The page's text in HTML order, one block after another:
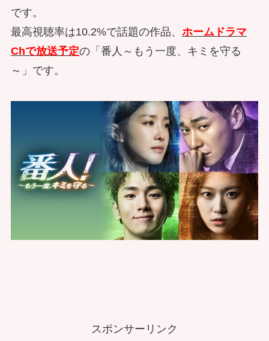
です。
最高視聴率は10.2%で話題の作品、 ホームドラマ
Chで放送予定の「番人～もう一度、キミを守る
～」です。
スポンサーリンク